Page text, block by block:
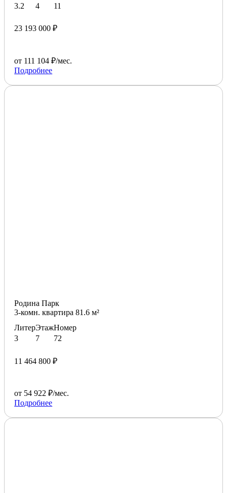
3.2
4
11
23 193 000 ₽
от 111 104 ₽/мес.
Подробнее
Родина Парк
3-комн. квартира 81.6 м²
Литер
3
Этаж
7
Номер
72
11 464 800 ₽
от 54 922 ₽/мес.
Подробнее